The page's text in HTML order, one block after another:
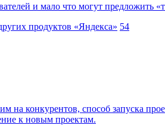
и мало что могут предложить
продуктов «Яндекса» 54
на конкурентов, способ запуска
к новым проектам.